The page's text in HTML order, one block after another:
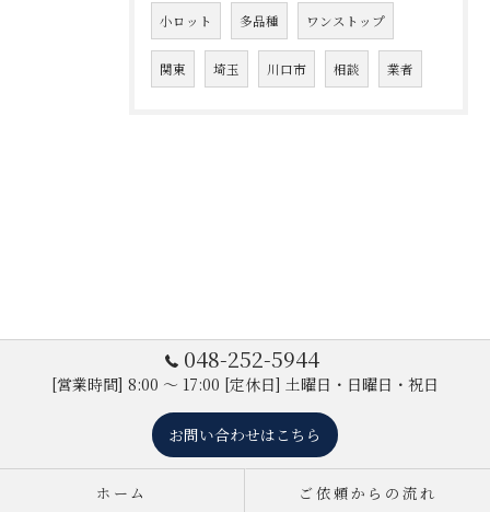
小ロット 多品種 ワンストップ
関東 埼玉 川口市 相談 業者
048-252-5944
[営業時間] 8:00 ～ 17:00 [定休日] 土曜日・日曜日・祝日
お問い合わせはこちら
ホーム ご依頼からの流れ